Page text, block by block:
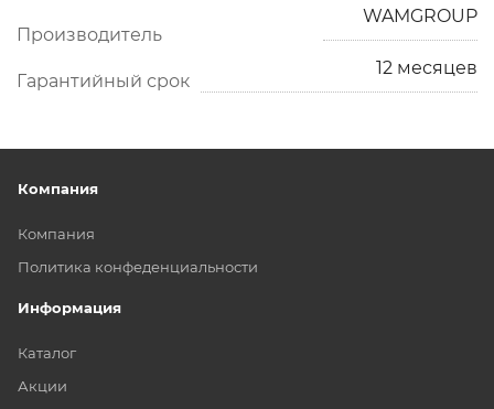
Производитель
WAMGROUP
Гарантийный срок
12 месяцев
Компания
Компания
Политика конфеденциальности
Информация
Каталог
Акции